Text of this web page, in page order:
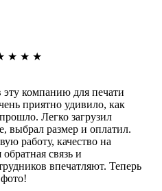
★ ★ ★
компанию для печати
приятно удивило, как
Легко загрузил
выбрал размер и оплатил.
работу, качество на
связь и
впечатляют. Теперь